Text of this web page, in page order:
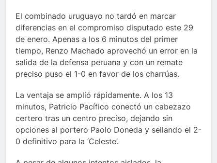
El combinado uruguayo no tardó en marcar
diferencias en el compromiso disputado este 29
de enero. Apenas a los 6 minutos del primer
tiempo, Renzo Machado aprovechó un error en la
salida de la defensa peruana y con un remate
preciso puso el 1-0 en favor de los charrúas.
La ventaja se amplió rápidamente. A los 13
minutos, Patricio Pacífico conectó un cabezazo
certero tras un centro preciso, dejando sin
opciones al portero Paolo Doneda y sellando el 2-
0 definitivo para la ‘Celeste’.